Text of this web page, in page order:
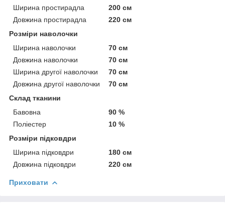
Ширина простирадла
200 см
Довжина простирадла
220 см
Розміри наволочки
Ширина наволочки
70 см
Довжина наволочки
70 см
Ширина другої наволочки
70 см
Довжина другої наволочки
70 см
Склад тканини
Бавовна
90 %
Поліестер
10 %
Розміри підковдри
Ширина підковдри
180 см
Довжина підковдри
220 см
Приховати